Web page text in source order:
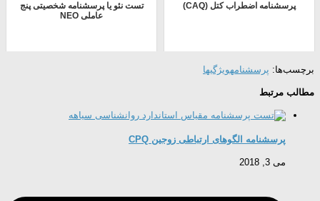
پرسشنامه اضطراب کتل (CAQ)
تست نئو یا پرسشنامه شخصیتی پنج
عاملی NEO
برچسب‌ها: پرسشنامهویژگیها
مطالب مرتبط
پرسشنامه الگوهای ارتباطی زوجین CPQ
می 3, 2018